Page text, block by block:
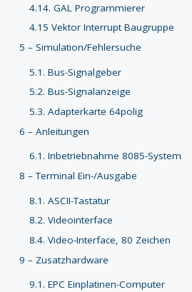
4.14. GAL Programmierer
4.15 Vektor Interrupt Baugruppe
5 – Simulation/Fehlersuche
5.1. Bus-Signalgeber
5.2. Bus-Signalanzeige
5.3. Adapterkarte 64polig
6 – Anleitungen
6.1. Inbetriebnahme 8085-System
8 – Terminal Ein-/Ausgabe
8.1. ASCII-Tastatur
8.2. Videointerface
8.4. Video-Interface, 80 Zeichen
9 – Zusatzhardware
9.1. EPC Einplatinen-Computer